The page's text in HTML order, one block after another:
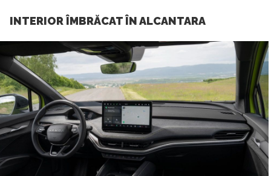
INTERIOR ÎMBRĂCAT ÎN ALCANTARA